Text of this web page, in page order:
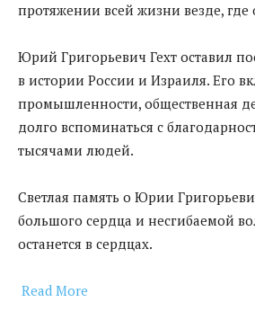
протяжении всей жизни везде,
Юрий Григорьевич Гехт оставил
в истории России и Израиля. Его
промышленности, общественная
долго вспоминаться с
тысячами людей.
Светлая память о Юрии
большого сердца и несгибаемой
останется в сердцах.
Read More